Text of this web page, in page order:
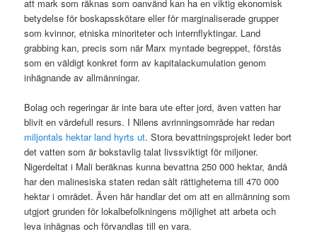
att mark som räknas som oanvänd kan ha en viktig ekonomisk
betydelse för boskapsskötare eller för marginaliserade grupper
som kvinnor, etniska minoriteter och internflyktingar. Land
grabbing kan, precis som när Marx myntade begreppet, förstås
som en väldigt konkret form av kapitalackumulation genom
inhägnande av allmänningar.
Bolag och regeringar är inte bara ute efter jord, även vatten har
blivit en värdefull resurs. I Nilens avrinningsområde har redan
miljontals hektar land hyrts ut. Stora bevattningsprojekt leder bort
det vatten som är bokstavlig talat livssviktigt för miljoner.
Nigerdeltat i Mali beräknas kunna bevattna 250 000 hektar, ändå
har den malinesiska staten redan sålt rättigheterna till 470 000
hektar i området. Även här handlar det om att en allmänning som
utgjort grunden för lokalbefolkningens möjlighet att arbeta och
leva inhägnas och förvandlas till en vara.